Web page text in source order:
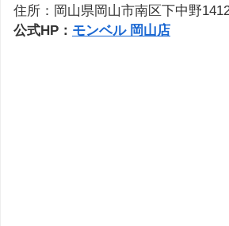
住所：岡山県岡山市南区下中野
公式HP： モンベル 岡山店